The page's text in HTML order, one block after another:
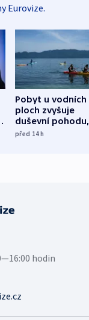
Eurovize.
Pobyt u vodních
ploch zvyšuje
duševní pohodu,
ukázala
před 14h
hodin